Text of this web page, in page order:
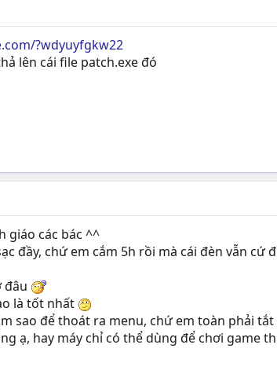
?wdyuyfgkw22
lên cái file patch.exe đó
giáo các bác ^^
đầy, chứ em cắm 5h rồi mà cái đèn vẫn cứ
đâu
là tốt nhất
sao để thoát ra menu, chứ em toàn phải tắt
ạ, hay máy chỉ có thể dùng để chơi game